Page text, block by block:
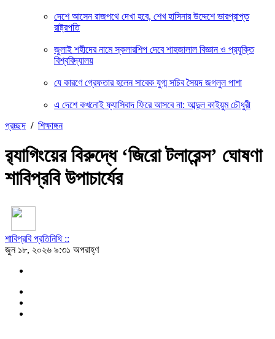
দেশে আসেন রাজপথে দেখা হবে, শেখ হাসিনার উদ্দেশে ভারপ্রাপ্ত
রাষ্ট্রপতি
জুলাই শহীদের নামে স্কলারশিপ দেবে শাহজালাল বিজ্ঞান ও প্রযুক্তি
বিশ্ববিদ্যালয়
যে কারণে গ্রেফতার হলেন সাবেক যুগ্ম সচিব সৈয়দ জগলুল পাশা
এ দেশে কখনোই ফ্যাসিবাদ ফিরে আসবে না: আব্দুল কাইয়ুম চৌধুরী
প্রচ্ছদ / শিক্ষাঙ্গন
র‌্যাগিংয়ের বিরুদ্ধে ‘জিরো টলারেন্স’ ঘোষণা
শাবিপ্রবি উপাচার্যের
শাবিপ্রবি প্রতিনিধি ::
জুন ১৮, ২০২৬ ৯:৩১ অপরাহ্ণ